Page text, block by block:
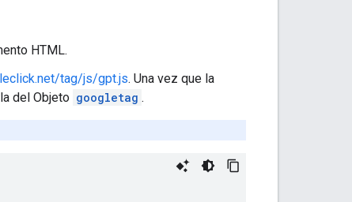
HTML.
tag/js/gpt.js. Una vez que la
del Objeto googletag .